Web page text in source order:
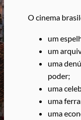
O cinema
um
um
uma
poder;
uma
uma
uma